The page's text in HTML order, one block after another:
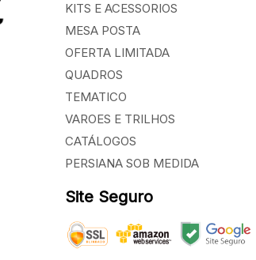
KITS E ACESSORIOS
MESA POSTA
OFERTA LIMITADA
QUADROS
TEMATICO
VAROES E TRILHOS
CATÁLOGOS
PERSIANA SOB MEDIDA
Site Seguro